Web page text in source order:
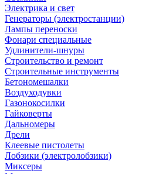
Электрика и свет
Генераторы (электростанции)
Лампы переноски
Фонари специальные
Удлинители-шнуры
Строительство и ремонт
Строительные инструменты
Бетономешалки
Воздуходувки
Газонокосилки
Гайковерты
Дальномеры
Дрели
Клеевые пистолеты
Лобзики (электролобзики)
Миксеры